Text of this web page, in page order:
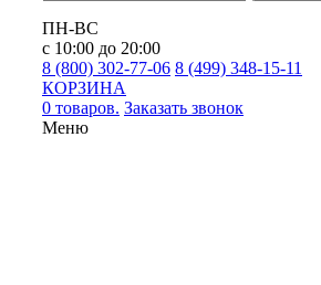
ПН-ВС
с 10:00 до 20:00
8 (800) 302-77-06 8 (499) 348-15-11
КОРЗИНА
0 товаров. Заказать звонок
Меню